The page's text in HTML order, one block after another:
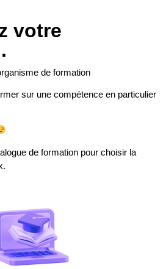
votre
de formation
sur une compétence en particulier
de formation pour choisir la